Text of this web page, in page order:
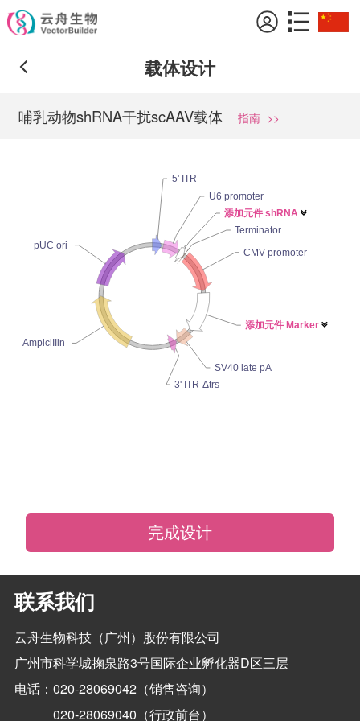
载体设计
哺乳动物shRNA干扰scAAV载体 指南>>
5' ITR
U6 promoter
添加元件 shRNA 
Terminator
CMV promoter
添加元件 Marker 
SV40 late pA
3' ITR-Δtrs
AmpiciIIin
pUC ori
完成设计
联系我们
云舟生物科技（广州）股份有限公司
广州市科学城掬泉路3号国际企业孵化器D区三层
电话：020-28069042（销售咨询）
020-28069040（行政前台）